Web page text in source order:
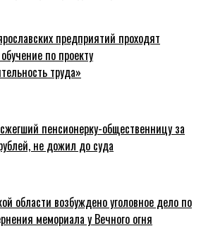
предприятий проходят
по проекту
труда»
пенсионерку-общественницу за
не дожил до суда
области возбуждено уголовное дело по
мемориала у Вечного огня